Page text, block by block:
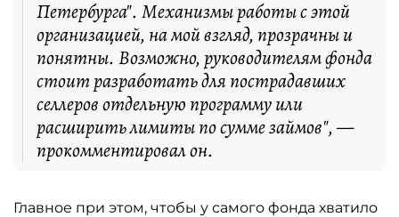
Петербурга". Механизмы работы с этой
организацией, на мой взгляд, прозрачны и
понятны. Возможно, руководителям фонда
стоит разработать для пострадавших
селлеров отдельную программу или
расширить лимиты по сумме займов", —
прокомментировал он.
Главное при этом, чтобы у самого фонда хватило